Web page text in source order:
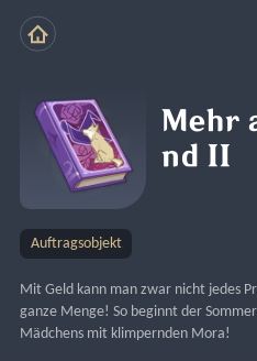
Mehr
nd II
Auftragsobjekt
Mit Geld kann man zwar nicht jedes
ganze Menge! So beginnt der
Mädchens mit klimpernden Mora!